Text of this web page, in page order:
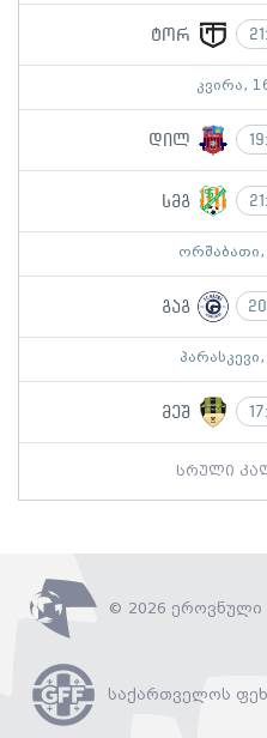
ტორ
კვირა,
დილ
სმგ
ორშაბათი,
გაგ
მეშ
სრული
© 2026 ეროვნული
საქართველოს